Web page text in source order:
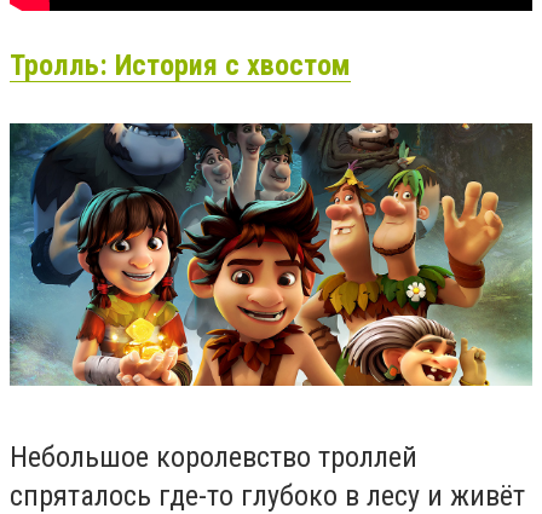
Тролль: История с хвостом
Небольшое королевство троллей
спряталось где-то глубоко в лесу и живёт